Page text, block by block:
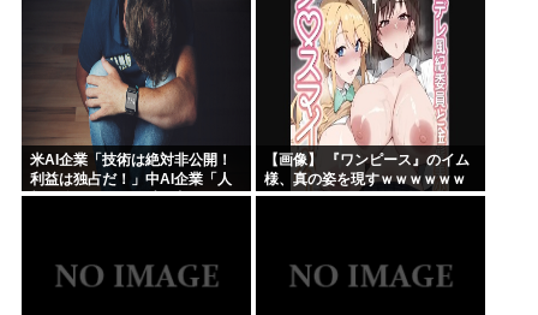
米AI企業「技術は絶対非公開！
利益は独占だ！」中AI企業「人
類に公開します、独り占めなん
【画像】 『ワンピース』のイム
様、真の姿を現すｗｗｗｗｗｗ